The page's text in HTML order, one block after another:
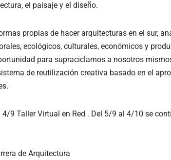
el paisaje y el diseño.
propias de hacer arquitecturas en el sur,
ecológicos, culturales, económicos y
para supraciclarnos a nosotros
de reutilización creativa basado en el
9 Taller Virtual en Red . Del 5/9 al 4/10 se
de Arquitectura